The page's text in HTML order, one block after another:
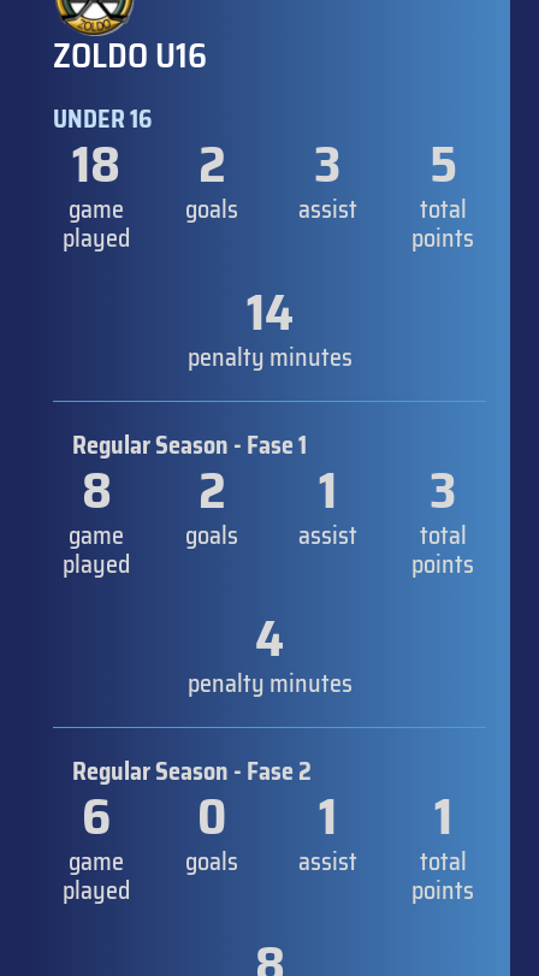
ZOLDO U16
UNDER 16
18
game
played
2
goals
3
assist
5
total
points
14
penalty minutes
Regular Season - Fase 1
8
game
played
2
goals
1
assist
3
total
points
4
penalty minutes
Regular Season - Fase 2
6
game
played
0
goals
1
assist
1
total
points